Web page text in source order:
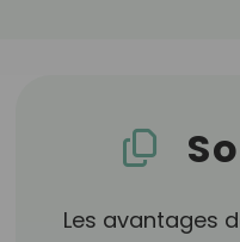
Les avantages